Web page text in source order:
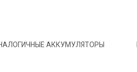
АККУМУЛЯТОРЫ